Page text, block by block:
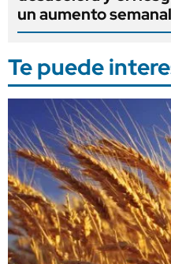
un aumento
Te puede